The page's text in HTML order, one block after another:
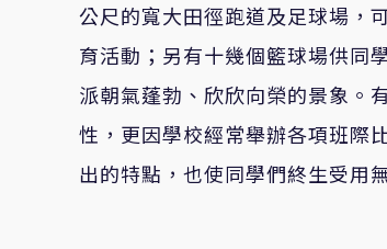
公尺的寬大田徑跑道及足球場，
育活動；另有十幾個籃球場供同
派朝氣蓬勃、欣欣向榮的景象。
性，更因學校經常舉辦各項班際
出的特點，也使同學們終生受用